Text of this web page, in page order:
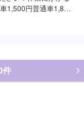
1,500円普通車1,800
件